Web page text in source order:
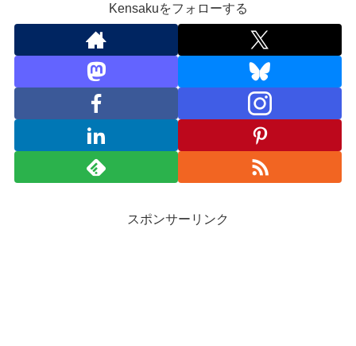
Kensakuをフォローする
スポンサーリンク